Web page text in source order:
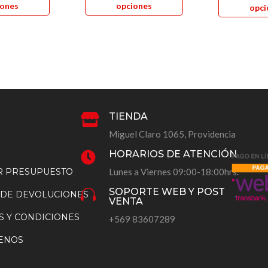
tiene
se
página
producto
opciones
tiene
se
en
la
página
producto
PRESUPUESTO
DEVOLUCIONES
Y CONDICIONES
 TIENDA
Miguel Claro 1065, Providencia
 HORARIOS DE ATENCIÓN
Lunes a Viernes 09:00-18:00hrs.

SOPORTE WEB Y POST
VENTA
+569 83607289